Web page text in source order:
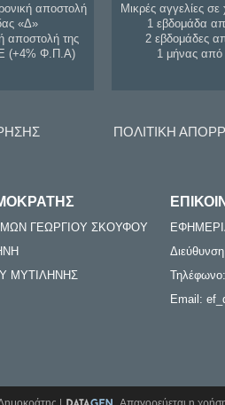
αποστολή
«Δ»
αποστολή της
(+4% Φ.Π.Α)
Μικρές αγγελίες σε
1 εβδομάδα
2 εβδομάδες
1 μήνας
ΠΟΛΙΤΙΚΗ
ΓΕΩΡΓΙΟΥ ΣΚΟΥΦΟΥ
ΜΥΤΙΛΗΝΗΣ
Email: